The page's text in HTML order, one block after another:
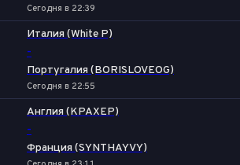
Сегодня в 22:39
Италия (White P)
-
Португалия (BORISLOVEOG)
Сегодня в 22:55
Англия (KPAXEP)
-
Франция (SYNTHAYVY)